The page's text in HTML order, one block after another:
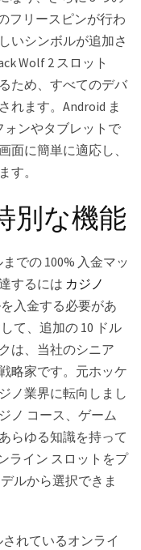
フリースピンが行わ
いシンボルが追加さ
Wolf 2 スロット
ため、すべてのデバ
れます。Android ま
ォンやタブレットで
面に簡単に適応し、
す。
別な機能
での 100% 入金マッ
するには カジノ
入金する必要があ
て、追加の 10 ドル
は、当社のシニア
略家です。元ホッケ
ノ業界に転向しまし
ノ コース、ゲーム
らゆる知識を持って
ライン スロットをプ
ルから選択できま
れているオンライ